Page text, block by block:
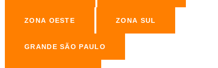
ZONA OESTE ZONA SUL
GRANDE SÃO PAULO